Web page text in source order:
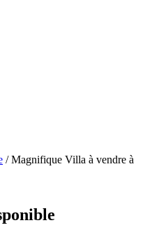
/ Magnifique Villa à vendre à